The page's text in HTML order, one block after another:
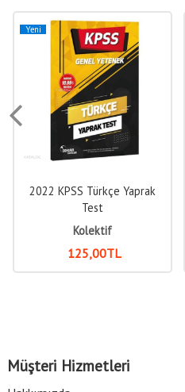
Yeni
2022 KPSS Türkçe Yaprak
Test
Kolektif
125,00TL
Müşteri Hizmetleri